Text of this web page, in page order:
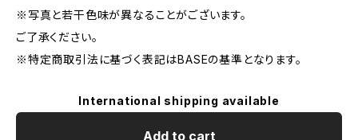
※写真と若干色味が異なることがございます。
ご了承ください。
※特定商取引法に基づく表記はBASEの基準となります。
International shipping available
Add to cart